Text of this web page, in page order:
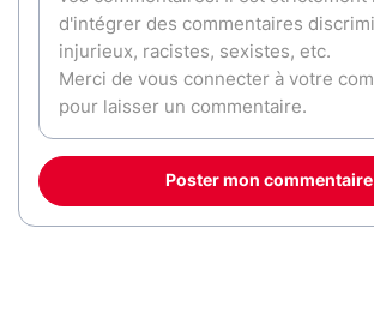
Poster mon commentaire